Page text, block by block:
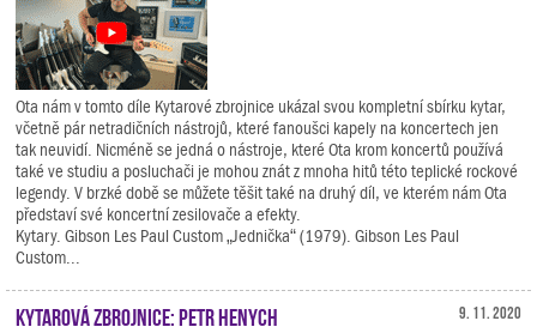
Ota nám v tomto díle Kytarové zbrojnice ukázal svou kompletní sbírku kytar,
včetně pár netradičních nástrojů, které fanoušci kapely na koncertech jen
tak neuvidí. Nicméně se jedná o nástroje, které Ota krom koncertů používá
také ve studiu a posluchači je mohou znát z mnoha hitů této teplické rockové
legendy. V brzké době se můžete těšit také na druhý díl, ve kterém nám Ota
představí své koncertní zesilovače a efekty.
Kytary. Gibson Les Paul Custom „Jednička“ (1979). Gibson Les Paul
Custom...
9. 11. 2020
Kytarová zbrojnice: Petr Henych